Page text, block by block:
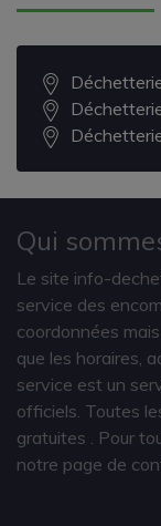
Qui
Le site info-
service des
coordonnées
que les horaires,
service est un
officiels. Toutes
gratuites
. Pour
notre page de